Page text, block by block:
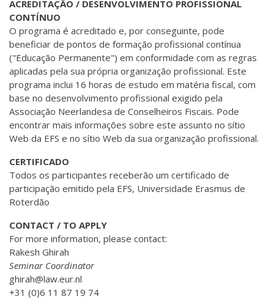
ACREDITAÇÃO / DESENVOLVIMENTO PROFISSIONAL
CONTÍNUO
O programa é acreditado e, por conseguinte, pode
beneficiar de pontos de formação profissional contínua
("Educação Permanente") em conformidade com as regras
aplicadas pela sua própria organização profissional. Este
programa inclui 16 horas de estudo em matéria fiscal, com
base no desenvolvimento profissional exigido pela
Associação Neerlandesa de Conselheiros Fiscais. Pode
encontrar mais informações sobre este assunto no sítio
Web da EFS e no sítio Web da sua organização profissional.
CERTIFICADO
Todos os participantes receberão um certificado de
participação emitido pela EFS, Universidade Erasmus de
Roterdão
CONTACT / TO APPLY
For more information, please contact:
Rakesh Ghirah
Seminar Coordinator
ghirah@law.eur.nl
+31 (0)6 11 87 19 74